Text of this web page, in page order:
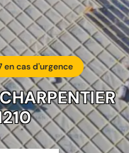
en cas d'urgence